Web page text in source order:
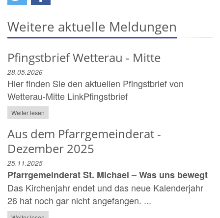
Weitere aktuelle Meldungen
Pfingstbrief Wetterau - Mitte
28.05.2026
Hier finden Sie den aktuellen Pfingstbrief von
Wetterau-Mitte LinkPfingstbrief
Weiter lesen
Aus dem Pfarrgemeinderat -
Dezember 2025
25.11.2025
Pfarrgemeinderat St. Michael – Was uns bewegt
Das Kirchenjahr endet und das neue Kalenderjahr
26 hat noch gar nicht angefangen. ...